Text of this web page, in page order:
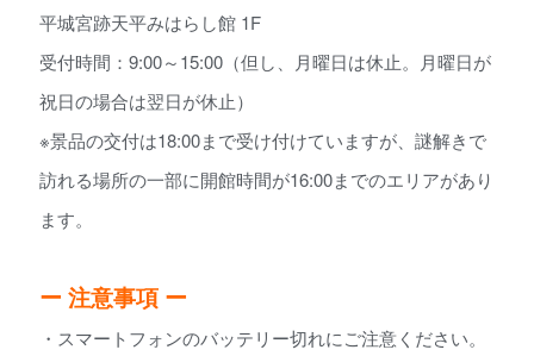
平城宮跡天平みはらし館 1F
受付時間：9:00～15:00（但し、月曜日は休止。月曜日が
祝日の場合は翌日が休止）
※景品の交付は18:00まで受け付けていますが、謎解きで
訪れる場所の一部に開館時間が16:00までのエリアがあり
ます。
ー 注意事項 ー
・スマートフォンのバッテリー切れにご注意ください。